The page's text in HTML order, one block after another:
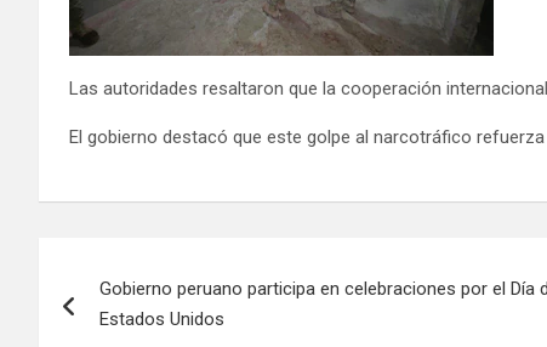
Las autoridades resaltaron que la cooperación
El gobierno destacó que este golpe al narcotráfico
Gobierno peruano participa en celebraciones por el Día
Estados Unidos